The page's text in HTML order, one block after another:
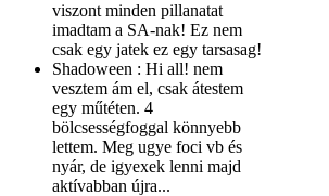
viszont minden pillanatat
imadtam a SA-nak! Ez nem
csak egy jatek ez egy tarsasag!
Shadoween : Hi all! nem
vesztem ám el, csak átestem
egy műtéten. 4
bölcsességfoggal könnyebb
lettem. Meg ugye foci vb és
nyár, de igyexek lenni majd
aktívabban újra...